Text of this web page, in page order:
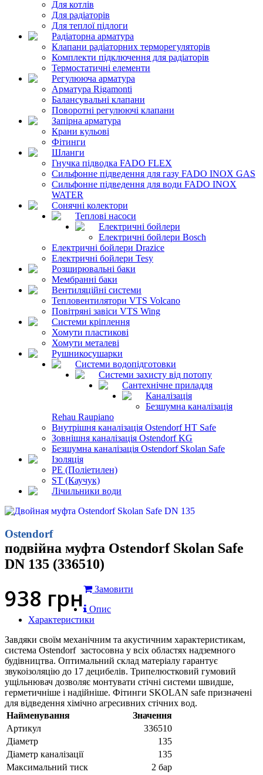
Для котлів
Для радіаторів
Для теплої підлоги
Радіаторна арматура
Клапани радіаторних терморегуляторів
Комплекти підключення для радіаторів
Термостатичні елементи
Регулююча арматура
Арматура Rigamonti
Балансувальні клапани
Поворотні регулюючі клапани
Запірна арматура
Крани кульові
Фітинги
Шланги
Гнучка підводка FADO FLEX
Сильфонне підведення для газу FADO INOX GAS
Сильфонне підведення для води FADO INOX
WATER
Сонячні колектори
Теплові насоси
Електричні бойлери
Електричні бойлери Bosch
Електричні бойлери Drazice
Електричні бойлери Tesy
Розширювальні баки
Мембранні баки
Вентиляційні системи
Тепловентилятори VTS Volcano
Повітряні завіси VTS Wing
Системи кріплення
Хомути пластикові
Хомути металеві
Рушникосушарки
Системи водопідготовки
Системи захисту від потопу
Сантехнічне приладдя
Каналізація
Безшумна каналізація
Rehau Raupiano
Внутрішня каналізація Ostendorf HT Safe
Зовнішня каналізація Ostendorf KG
Безшумна каналізація Ostendorf Skolan Safe
Ізоляція
PE (Поліетилен)
ST (Каучук)
Лічильники води
Ostendorf
подвійна муфта Ostendorf Skolan Safe
DN 135 (336510)
938 грн
Замовити
Опис
Характеристики
Завдяки своїм механічним та акустичним характеристикам,
система Ostendorf застосовна у всіх областях надземного
будівництва. Оптимальний склад матеріалу гарантує
звукоізоляцію до 17 децибелів. Трипелюстковий гумовий
ущільнювач дозволяє монтувати стічні системи швидше,
герметичніше і надійніше. Фітинги SKOLAN safe призначені
для відведення хімічно агресивних стічних вод.
Найменування
Значення
Артикул
336510
Діаметр
135
Діаметр каналізації
135
Максимальний тиск
2 бар